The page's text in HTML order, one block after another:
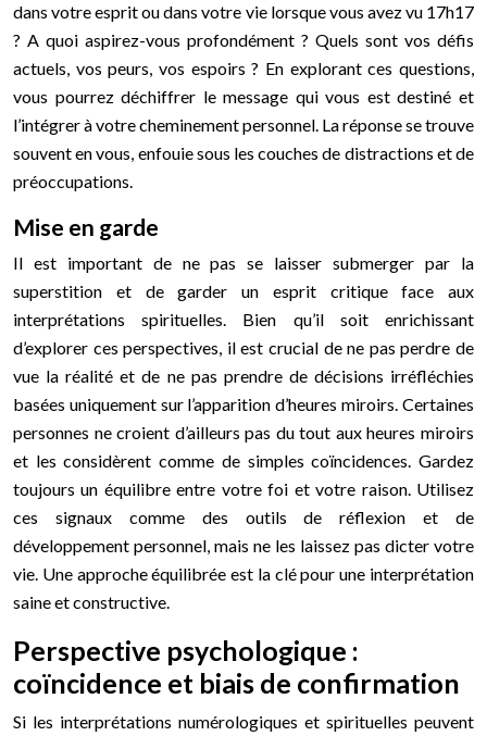
dans votre esprit ou dans votre vie lorsque vous avez vu 17h17
? A quoi aspirez-vous profondément ? Quels sont vos défis
actuels, vos peurs, vos espoirs ? En explorant ces questions,
vous pourrez déchiffrer le message qui vous est destiné et
l’intégrer à votre cheminement personnel. La réponse se trouve
souvent en vous, enfouie sous les couches de distractions et de
préoccupations.
Mise en garde
Il est important de ne pas se laisser submerger par la
superstition et de garder un esprit critique face aux
interprétations spirituelles. Bien qu’il soit enrichissant
d’explorer ces perspectives, il est crucial de ne pas perdre de
vue la réalité et de ne pas prendre de décisions irréfléchies
basées uniquement sur l’apparition d’heures miroirs. Certaines
personnes ne croient d’ailleurs pas du tout aux heures miroirs
et les considèrent comme de simples coïncidences. Gardez
toujours un équilibre entre votre foi et votre raison. Utilisez
ces signaux comme des outils de réflexion et de
développement personnel, mais ne les laissez pas dicter votre
vie. Une approche équilibrée est la clé pour une interprétation
saine et constructive.
Perspective psychologique :
coïncidence et biais de confirmation
Si les interprétations numérologiques et spirituelles peuvent